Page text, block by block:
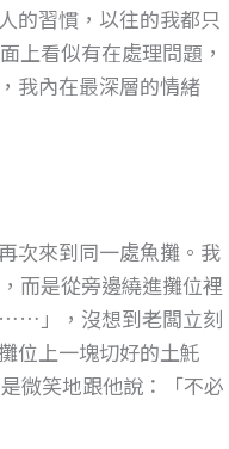
的習慣，以往的我都只
看似有在處理問題，
我內在最深層的情緒
次來到同一處魚攤。我
而是從旁邊繞進攤位裡
……」，沒想到老闆立刻
位上一塊切好的土魠
微笑地跟他說：「不必